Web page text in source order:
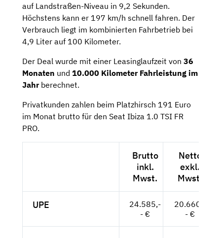
auf Landstraßen-Niveau in 9,2 Sekunden.
Höchstens kann er 197 km/h schnell fahren. Der
Verbrauch liegt im kombinierten Fahrbetrieb bei
4,9 Liter auf 100 Kilometer.
Der Deal wurde mit einer Leasinglaufzeit von 36
Monaten und 10.000 Kilometer Fahrleistung im
Jahrberechnet.
Privatkunden zahlen beim Platzhirsch 191 Euro
im Monat brutto für den Seat Ibiza 1.0 TSI FR
PRO.
Brutto
inkl.
Mwst.
Netto
exkl.
Mwst.
UPE
24.585,-
- €
20.660,-
- €